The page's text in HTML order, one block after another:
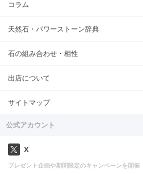
コラム
天然石・パワーストーン辞典
石の組み合わせ・相性
出店について
サイトマップ
公式アカウント
X
プレゼント企画や期間限定のキャンペーンを開催